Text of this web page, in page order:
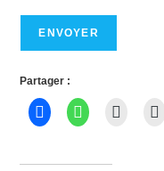
Partager :